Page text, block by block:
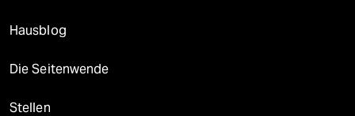
Hausblog
Die Seitenwende
Stellen